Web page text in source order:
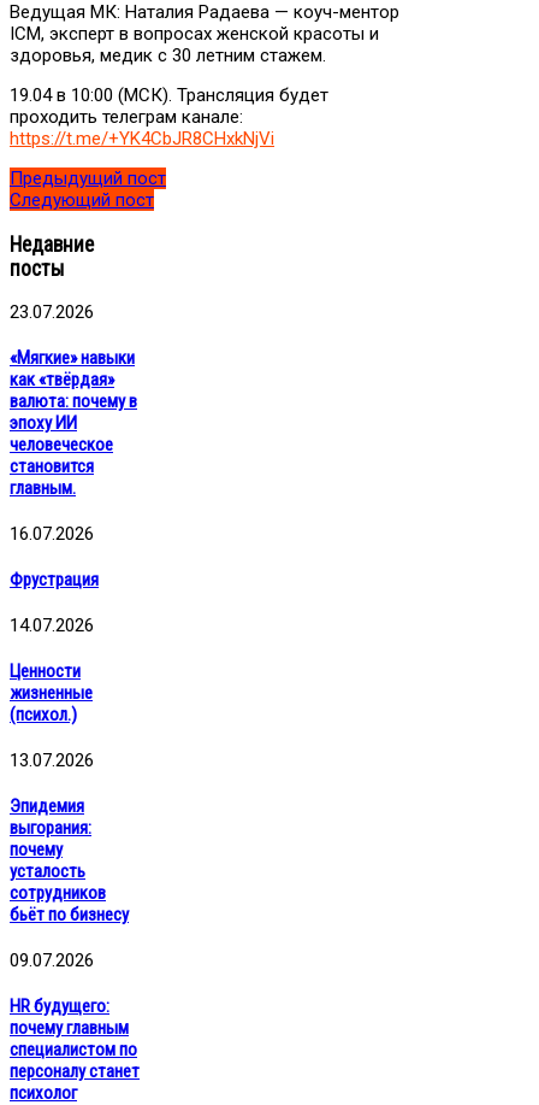
Ведущая МК: Наталия Радаева — коуч-ментор
ICM, эксперт в вопросах женской красоты и
здоровья, медик с 30 летним стажем.
19.04 в 10:00 (МСК). Трансляция будет
проходить телеграм канале:
https://t.me/+YK4CbJR8CHxkNjVi
Предыдущий пост
Следующий пост
Недавние
посты
23.07.2026
«Мягкие» навыки
как «твёрдая»
валюта: почему в
эпоху ИИ
человеческое
становится
главным.
16.07.2026
Фрустрация
14.07.2026
Ценности
жизненные
(психол.)
13.07.2026
Эпидемия
выгорания:
почему
усталость
сотрудников
бьёт по бизнесу
09.07.2026
HR будущего:
почему главным
специалистом по
персоналу станет
психолог